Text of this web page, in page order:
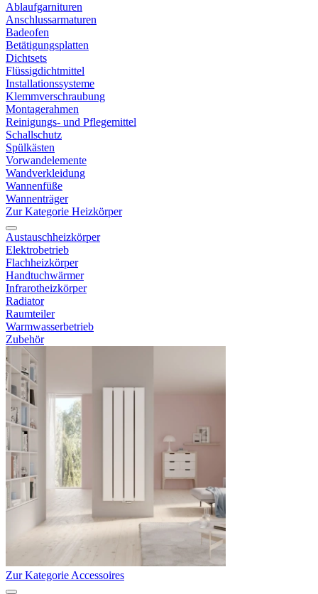
Ablaufgarnituren
Anschlussarmaturen
Badeofen
Betätigungsplatten
Dichtsets
Flüssigdichtmittel
Installationssysteme
Klemmverschraubung
Montagerahmen
Reinigungs- und Pflegemittel
Schallschutz
Spülkästen
Vorwandelemente
Wandverkleidung
Wannenfüße
Wannenträger
Zur Kategorie Heizkörper
Austauschheizkörper
Elektrobetrieb
Flachheizkörper
Handtuchwärmer
Infrarotheizkörper
Radiator
Raumteiler
Warmwasserbetrieb
Zubehör
Zur Kategorie Accessoires